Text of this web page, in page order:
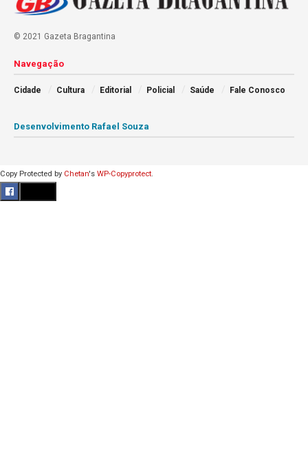
© 2021 Gazeta Bragantina
Navegação
Cidade Cultura Editorial Policial Saúde Fale Conosco
Desenvolvimento Rafael Souza
Copy Protected by Chetan's WP-Copyprotect.